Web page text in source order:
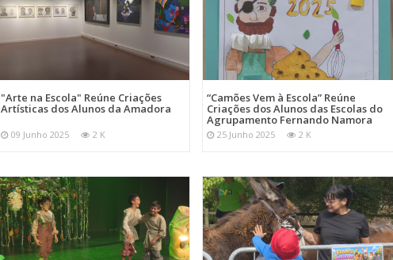
"Arte na Escola" Reúne Criações
Artísticas dos Alunos da Amadora
09 Junho 2025 2 K
“Camões Vem à Escola” Reúne
Criações dos Alunos das Escolas do
Agrupamento Fernando Namora
25 Junho 2025 2 K